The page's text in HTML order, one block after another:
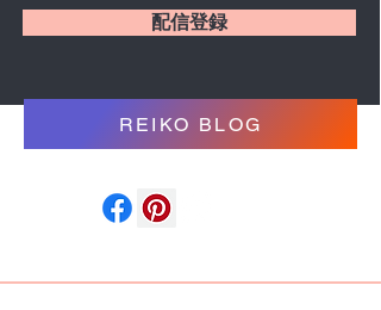
配信登録
REIKO BLOG